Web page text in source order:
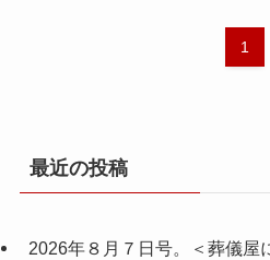
1
最近の投稿
2026年８月７日号。＜葬儀屋